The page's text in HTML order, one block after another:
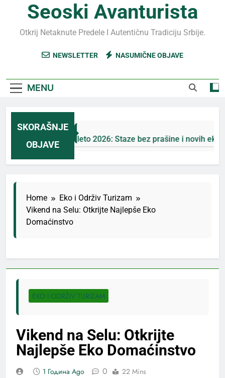
Seoski Avanturista
Otkrij Netaknute Predele I Autentičnu Tradiciju Srbije.
NEWSLETTER NASUMIČNE OBJAVE
MENU
SKORAŠNJE
OBJAVE
Jahorina leto 2026: Staze bez prašine i novih eko-
Home
Eko i Održiv Turizam
Vikend na Selu: Otkrijte Najlepše Eko
Domaćinstvo
EKO I ODRŽIV TURIZAM
Vikend na Selu: Otkrijte
Najlepše Eko Domaćinstvo
1 Година Ago 0 22 Mins